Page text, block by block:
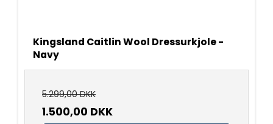
Kingsland Caitlin Wool Dressurkjole -
Navy
5.299,00 DKK
1.500,00 DKK